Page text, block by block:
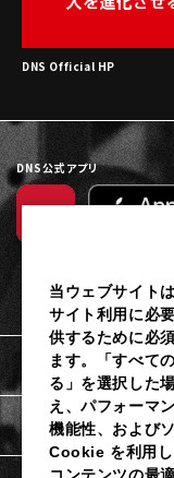
DNS Official HP
DNS公式アプリ
利用規約
個人情報保護に関する
当ウェブサイト
サイト利用に必
供するために必
ます。「すべて
る」を選択した
え、パフォーマ
機能性、および
Cookie を利用
コンテンツの最